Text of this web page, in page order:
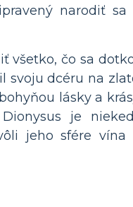
narodiť sa
všetko, čo sa
svoju dcéru na
lásky a
je
jeho sfére vína